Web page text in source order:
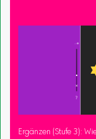
Ergänzen (Stufe 3):